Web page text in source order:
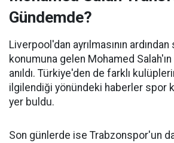
Gündemde?
Liverpool'dan ayrılmasının
konumuna gelen Mohamed
anıldı. Türkiye'den de farklı
ilgilendiği yönündeki haberler spor
yer buldu.
Son günlerde ise Trabzonspor'un